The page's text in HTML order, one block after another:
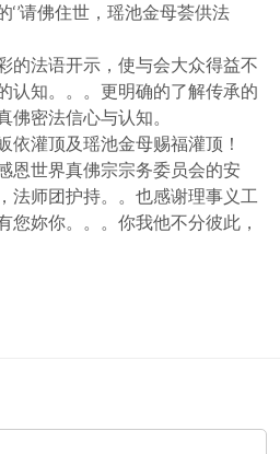
请佛住世，瑶池金母荟供法
的法语开示，使与会大众得益不
认知。。。更明确的了解传承的
佛密法信心与认知。
依灌顶及瑶池金母赐福灌顶！
恩世界真佛宗宗务委员会的安
法师团护持。。也感谢理事义工
您妳你。。。你我他不分彼此，